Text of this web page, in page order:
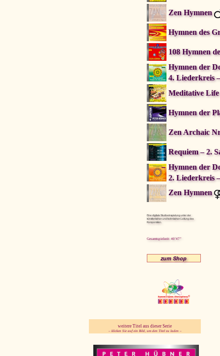
Zen Hymnen
Hymnen des
108 Hymnen
Hymnen der
4. Liederkreis
Meditative
Hymnen der
Zen Archaic
Requiem – 2.
Hymnen der
2. Liederkreis
Zen Hymnen
Eine digitale Studioeinspielung unter der
künstlerischen und technischen Leitung des
Komponisten.
Gesamtspielzeit: 40’47”
zum Shop
weitere Titel aus dieser Serie
– klicken Sie auf ein Bild, um den Titel zu laden –